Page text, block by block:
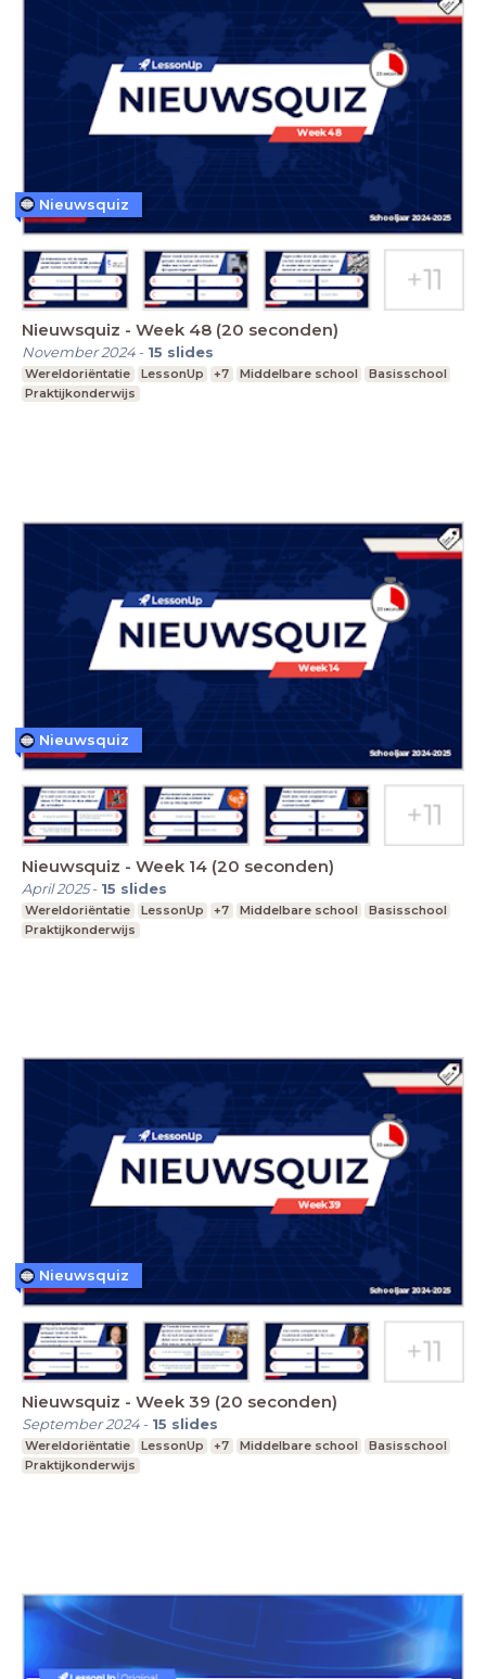
Nieuwsquiz - Week 48 (20 seconden)
November 2024- 15 slides
Wereldoriëntatie LessonUp +7 Middelbare school
Basisschool
Praktijkonderwijs
Nieuwsquiz
Nieuwsquiz - Week 14 (20 seconden)
April 2025- 15 slides
Wereldoriëntatie LessonUp +7 Middelbare school
Basisschool
Praktijkonderwijs
Nieuwsquiz
Nieuwsquiz - Week 39 (20 seconden)
September 2024- 15 slides
Wereldoriëntatie LessonUp +7 Middelbare school
Basisschool
Praktijkonderwijs
Nieuwsquiz